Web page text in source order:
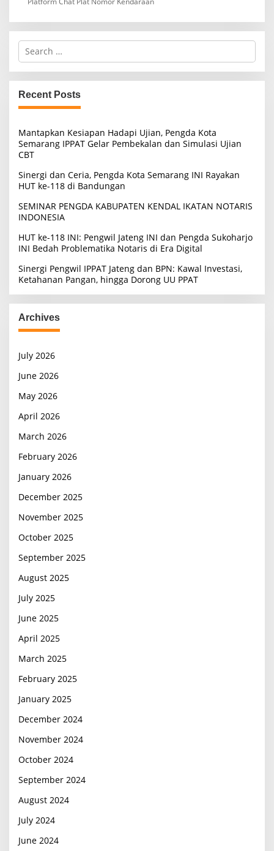
S
r
c
h
f
r
:
Recent Posts
Mantapkan Kesiapan Hadapi Ujian, Pengda Kota
Semarang IPPAT Gelar Pembekalan dan Simulasi Ujian
CBT
Sinergi dan Ceria, Pengda Kota Semarang INI Rayakan
HUT ke-118 di Bandungan
SEMINAR PENGDA KABUPATEN KENDAL IKATAN NOTARIS
INDONESIA
HUT ke-118 INI: Pengwil Jateng INI dan Pengda Sukoharjo
INI Bedah Problematika Notaris di Era Digital
Sinergi Pengwil IPPAT Jateng dan BPN: Kawal Investasi,
Ketahanan Pangan, hingga Dorong UU PPAT
Archives
July 2026
June 2026
May 2026
April 2026
March 2026
February 2026
January 2026
December 2025
November 2025
October 2025
September 2025
August 2025
July 2025
June 2025
April 2025
March 2025
February 2025
January 2025
December 2024
November 2024
October 2024
September 2024
August 2024
July 2024
June 2024